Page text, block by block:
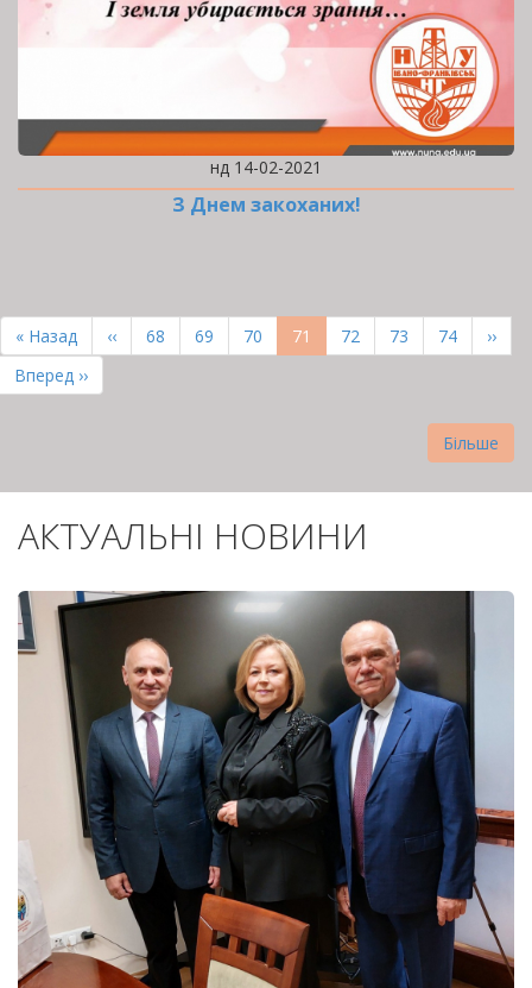
нд 14-02-2021
З Днем закоханих!
НА
СТОРІНКИ
Перша
сторінка
« Назад
Попередня
сторінка
‹‹ Page
68 Page
69 Page
70
Поточна
сторінка
71 Page
72 Page
73 Page
74
››
Остання
сторінка
Вперед ››
Більше
АКТУАЛЬНІ НОВИНИ